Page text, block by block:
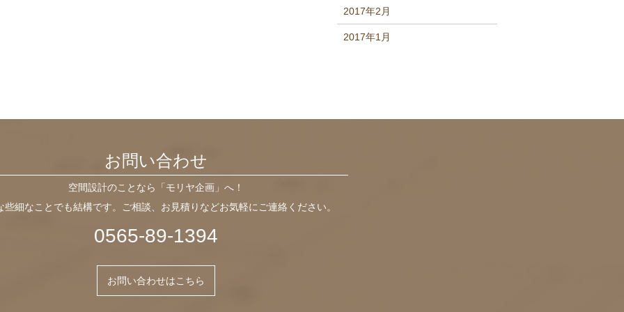
2017年2月
2017年1月
お問い合わせ
空間設計のことなら「モリヤ企画」へ！
些細なことでも結構です。ご相談、お見積りなどお気軽にご連絡ください。
0565-89-1394
お問い合わせはこちら